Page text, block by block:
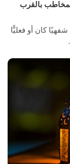
والتعليم (17): إشعار المخاطب بالقرب
كان أو فعليًّا